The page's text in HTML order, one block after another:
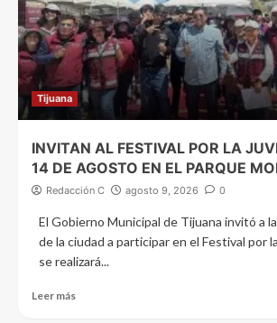
Tijuana
INVITAN AL FESTIVAL POR LA
14 DE AGOSTO EN EL PARQUE
Redacción C agosto 9, 2026 0
El Gobierno Municipal de Tijuana invitó a
de la ciudad a participar en el Festival por
se realizará...
Leer más